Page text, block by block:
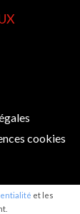
cookies
et les